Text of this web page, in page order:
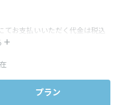
お支払いいただく代金は税込
が一部変更となる場合がござい
時間ごとに更新されます。最
プラン